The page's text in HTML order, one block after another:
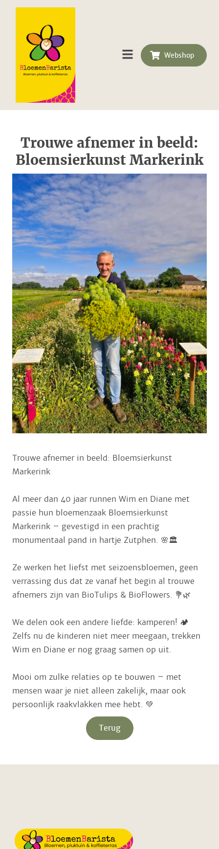
Webshop
Trouwe afnemer in beeld:
Bloemsierkunst Markerink
Trouwe afnemer in beeld: Bloemsierkunst
Markerink
Al meer dan 40 jaar runnen Wim en Diane met
passie hun bloemenzaak Bloemsierkunst
Markerink – gevestigd in een prachtig
monumentaal pand in hartje Zutphen. 🌸🏛️
Ze werken het liefst met seizoensbloemen, geen
verrassing dus dat ze vanaf het begin al trouwe
afnemers zijn van BioTulips & BioFlowers. 💐🌿
We delen ook een andere liefde: kamperen! 🏕️
Zelfs nu de kinderen niet meer meegaan, trekken
Wim en Diane er nog graag samen op uit.
Mooi om zulke relaties op te bouwen – met
mensen waar je niet alleen zakelijk, maar ook
persoonlijk raakvlakken mee hebt. 💚
Terug